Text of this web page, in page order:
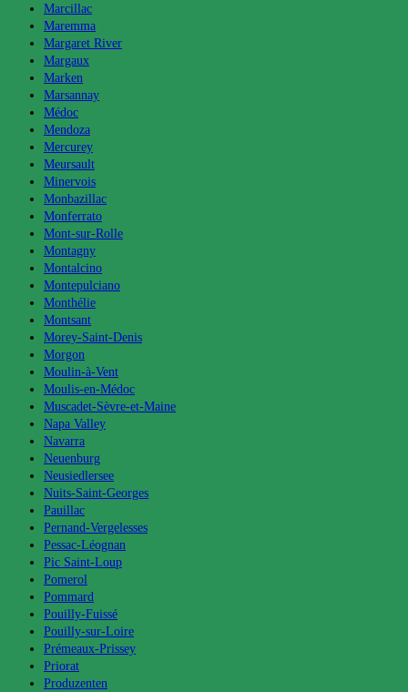
Marcillac
Maremma
Margaret River
Margaux
Marken
Marsannay
Médoc
Mendoza
Mercurey
Meursault
Minervois
Monbazillac
Monferrato
Mont-sur-Rolle
Montagny
Montalcino
Montepulciano
Monthélie
Montsant
Morey-Saint-Denis
Morgon
Moulin-à-Vent
Moulis-en-Médoc
Muscadet-Sèvre-et-Maine
Napa Valley
Navarra
Neuenburg
Neusiedlersee
Nuits-Saint-Georges
Pauillac
Pernand-Vergelesses
Pessac-Léognan
Pic Saint-Loup
Pomerol
Pommard
Pouilly-Fuissé
Pouilly-sur-Loire
Prémeaux-Prissey
Priorat
Produzenten